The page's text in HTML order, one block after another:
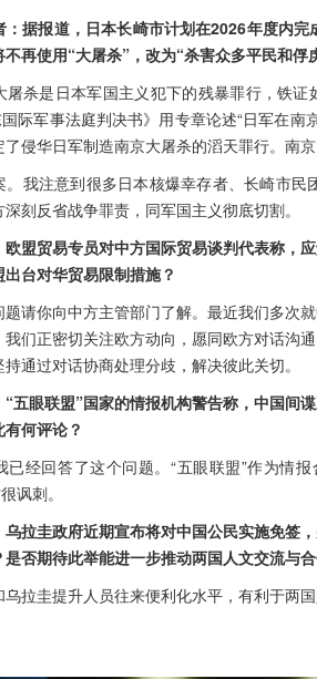
：据报道，日本长崎市计划在2026年度内
再使用“大屠杀”，改为“杀害众多平民和
屠杀是日本军国主义犯下的残暴罪行，铁
国际军事法庭判决书》用专章论述“日军在
侵华日军制造南京大屠杀的滔天罪行。南
。我注意到很多日本核爆幸存者、长崎市
刻反省战争罪责，同军国主义彻底切割。
盟贸易专员对中方国际贸易谈判代表称，
台对华贸易限制措施？
请你向中方主管部门了解。最近我们多次
们正密切关注欧方动向，愿同欧方对话沟
通过对话协商处理分歧，解决彼此关切。
五眼联盟”国家的情报机构警告称，中国间
何评论？
已经回答了这个问题。“五眼联盟”作为情
讽刺。
拉圭政府近期宣布将对中国公民实施免签
否期待此举能进一步推动两国人文交流与
拉圭提升人员往来便利化水平，有利于两